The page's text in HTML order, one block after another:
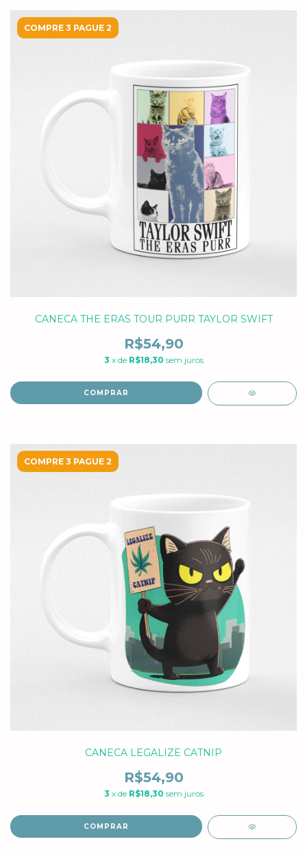
COMPRE 3 PAGUE 2
CANECA THE ERAS TOUR PURR TAYLOR SWIFT
R$54,90
3 x de R$18,30 sem juros
COMPRAR
COMPRE 3 PAGUE 2
CANECA LEGALIZE CATNIP
R$54,90
3 x de R$18,30 sem juros
COMPRAR